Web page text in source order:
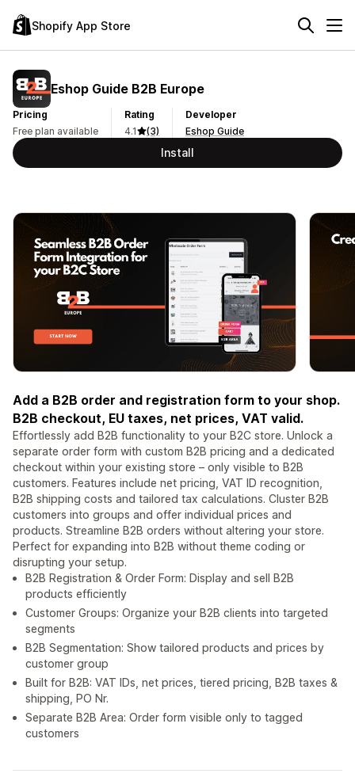
Shopify App Store
Eshop Guide B2B Europe
Pricing
Free plan available
Rating
4.1
(3)
Developer
Eshop Guide
Install
Add a B2B order and registration form to your shop.
B2B checkout, EU taxes, net prices, VAT valid.
Effortlessly add B2B functionality to your B2C store. Unlock a
separate order form with custom B2B pricing and a dedicated
checkout within your existing store – only visible to B2B
customers. Features include net pricing, VAT ID recognition,
B2B shipping costs and tailored tax calculations. Cluster B2B
customers into groups and offer individual prices and
products. Streamline B2B orders without altering your store.
Perfect for expanding into B2B without theme coding or
disrupting your setup.
B2B Registration & Order Form: Display and sell B2B
products efficiently
Customer Groups: Organize your B2B clients into targeted
segments
B2B Segmentation: Show tailored products and prices by
customer group
Built for B2B: VAT IDs, net prices, tiered pricing, B2B taxes &
shipping, PO Nr.
Separate B2B Area: Order form visible only to tagged
customers